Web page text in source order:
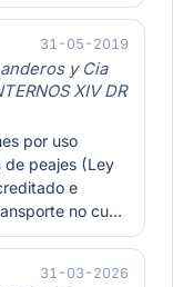
31-05-2019
y Cia
XIV DR
por uso
de peajes (Ley
e
no cu…
31-03-2026